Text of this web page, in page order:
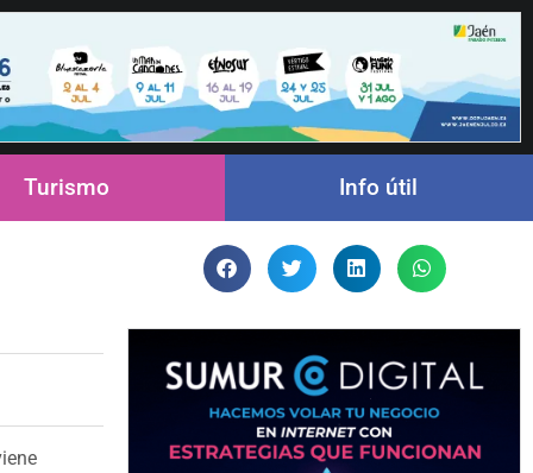
Turismo Info útil